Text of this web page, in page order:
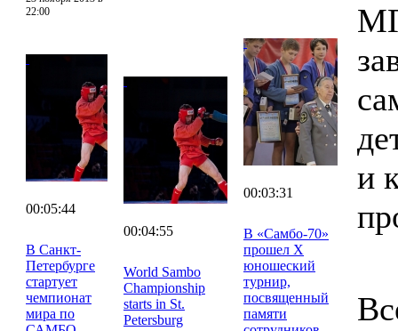
22:00
00:05:44
В Санкт-
Петербурге
стартует
чемпионат
мира по
00:04:55
World Sambo
Championship
starts in St.
Petersburg
00:03:31
В «Самбо-70»
прошел X
юношеский
турнир,
посвященный
памяти
и